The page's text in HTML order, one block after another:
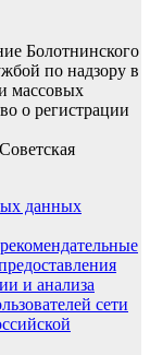
Болотнинского
по надзору в
массовых
о регистрации
данных
и анализа
сети